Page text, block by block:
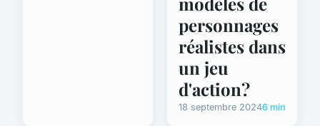
personnages
réalistes dans
un jeu
d'action?
18 septembre 20246 min